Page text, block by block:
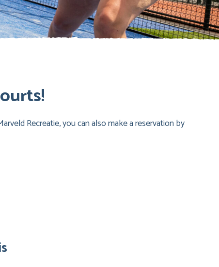
Recreatie, you can also make a reservation by